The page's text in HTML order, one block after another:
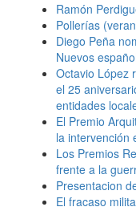
Ramón
Pollerías
Diego Peña
Nuevos
Octavio López
el 25
entidades
El Premio
la intervención
Los Premios
frente a la
Presentacion
El fracaso